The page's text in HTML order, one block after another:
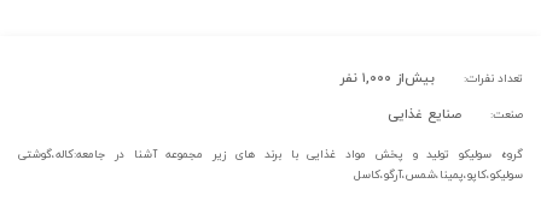
تعداد نفرات: بیش‌از ۱,۰۰۰ نفر
صنعت: صنایع غذایی
گروه سولیکو تولید و پخش مواد غذایی با برند های زیر مجموعه آشنا در جامعه:کاله،گوشتی
سولیکو،کاپو،پمینا،شمس،آرگو،کاسل